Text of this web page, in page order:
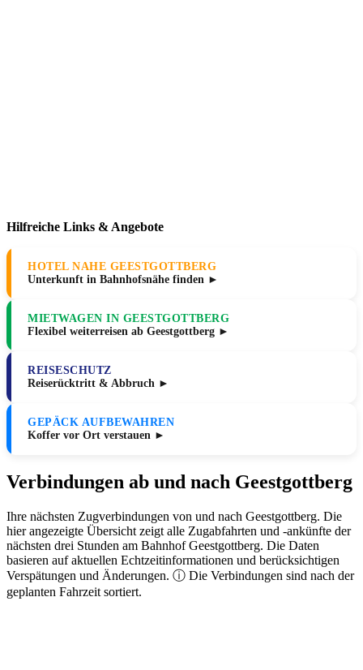
Hilfreiche Links & Angebote
HOTEL NAHE GEESTGOTTBERG
Unterkunft in Bahnhofsnähe finden ►
MIETWAGEN IN GEESTGOTTBERG
Flexibel weiterreisen ab Geestgottberg ►
REISESCHUTZ
Reiserücktritt & Abbruch ►
GEPÄCK AUFBEWAHREN
Koffer vor Ort verstauen ►
Verbindungen ab und nach Geestgottberg
Ihre nächsten Zugverbindungen von und nach Geestgottberg. Die
hier angezeigte Übersicht zeigt alle Zugabfahrten und -ankünfte der
nächsten drei Stunden am Bahnhof Geestgottberg. Die Daten
basieren auf aktuellen Echtzeitinformationen und berücksichtigen
Verspätungen und Änderungen. ⓘ Die Verbindungen sind nach der
geplanten Fahrzeit sortiert.